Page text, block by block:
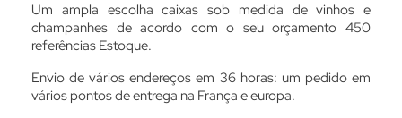
Um ampla escolha caixas sob medida de vinhos e
champanhes de acordo com o seu orçamento 450
referências Estoque.
Envio de vários endereços em 36 horas: um pedido em
vários pontos de entrega na França e europa.